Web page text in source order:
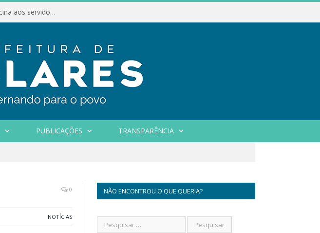
Conselho Municipal de Assistência Social realiza oficina aos servidores
PUBLICAÇÕES TRANSPARÊNCIA
0
NOTÍCIAS
NÃO ENCONTROU O QUE QUERIA?